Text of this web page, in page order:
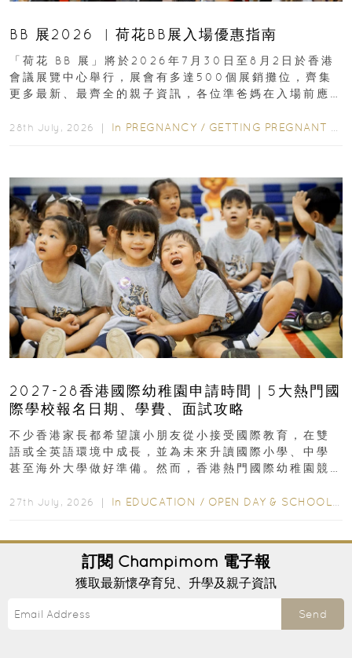
BB 展2026 ︳荷花BB展入場優惠指南
「荷花 BB 展」將於2026年7月30日至8月2日於香港
會議展覽中心舉行，展會有多達500個展銷攤位，齊集
更多最新、最齊全的親子資訊，各位準爸媽在入場前應
28th July, 2026 ｜ In PREGNANCY / GETTING PREGNANT
2027-28香港國際幼稚園申請時間｜5大熱門國
際學校報名日期、學費、面試攻略
不少香港家長都希望讓小朋友從小接受國際教育，在雙
語或全英語環境中成長，並為未來升讀國際小學、中學
甚至海外大學做好準備。然而，香港熱門國際幼稚園競
27th July, 2026 ｜ In EDUCATION / OPEN DAY & SCHOOL EVENTS
訂閱 Champimom 電子報
獲取最新懷孕育兒、升學及親子資訊
Send